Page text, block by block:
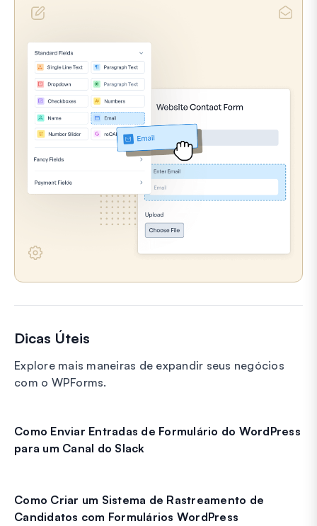
Dicas Úteis
Explore mais maneiras de expandir seus negócios
com o WPForms.
Como Enviar Entradas de Formulário do WordPress
para um Canal do Slack
Como Criar um Sistema de Rastreamento de
Candidatos com Formulários WordPress